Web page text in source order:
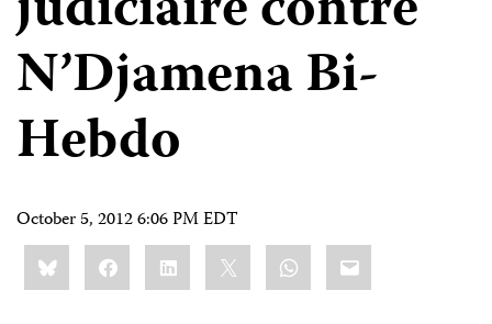
N’Djamena Bi-
Hebdo
October 5, 2012 6:06 PM EDT
Share
this:BlueskyFacebookLinkedIn WhatsApp
Email